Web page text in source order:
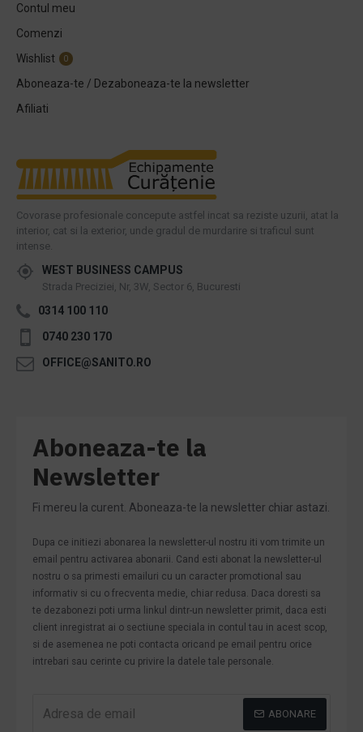
Contul meu
Comenzi
Wishlist
0
Aboneaza-te / Dezaboneaza-te la newsletter
Afiliati
Covorase profesionale concepute astfel incat sa reziste uzurii, atat la
interior, cat si la exterior, unde gradul de murdarire si traficul sunt
intense.
WEST BUSINESS CAMPUS
Strada Preciziei, Nr, 3W, Sector 6, Bucuresti
0314 100 110
0740 230 170
OFFICE@SANITO.RO
Aboneaza-te la
Newsletter
Fi mereu la curent. Aboneaza-te la newsletter chiar astazi.
Dupa ce initiezi abonarea la newsletter-ul nostru iti vom trimite un
email pentru activarea abonarii. Cand esti abonat la newsletter-ul
nostru o sa primesti emailuri cu un caracter promotional sau
informativ si cu o frecventa medie, chiar redusa. Daca doresti sa
te dezabonezi poti urma linkul dintr-un newsletter primit, daca esti
client inregistrat ai o sectiune speciala in contul tau in acest scop,
si de asemenea ne poti contacta oricand pe email pentru orice
intrebari sau cerinte cu privire la datele tale personale.
ABONARE